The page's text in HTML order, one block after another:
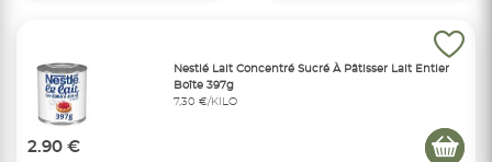
Nestlé Lait Concentré Sucré À Pâtisser Lait Entier
Boîte 397g
7,30 €/KILO
2.90 €